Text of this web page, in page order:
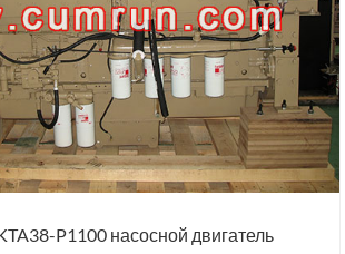
P1100 насосной двигатель